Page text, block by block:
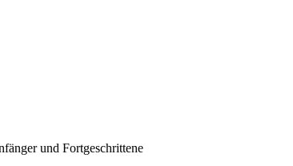
und Fortgeschrittene